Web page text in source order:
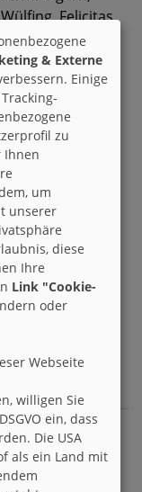
Felicitas
lange schon
der Welt der
Buch. An sich
Gedichte,
leider noch
mein
Bücher kaufen
sind...
jedoch
auf Vorrat.
in meinem
ich die Welt
mich doch
😉 Bis bald!
zeichnen,
Mythologie,
& Externe
Einige
zu
Ihnen
um
unserer
diese
Ihre
Link "Cookie-
oder
Webseite
willigen Sie
ein, dass
Die USA
als ein Land mit